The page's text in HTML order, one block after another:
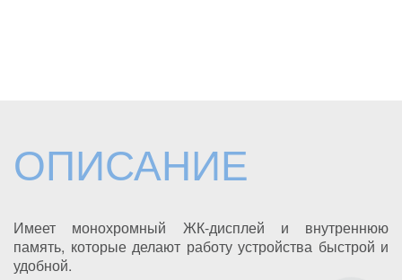
ОПИСАНИЕ
Имеет монохромный ЖК-дисплей и внутреннюю
память, которые делают работу устройства быстрой и
удобной.